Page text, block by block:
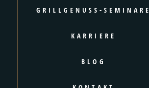
GRILLGENUSS-SEMINARE
KARRIERE
BLOG